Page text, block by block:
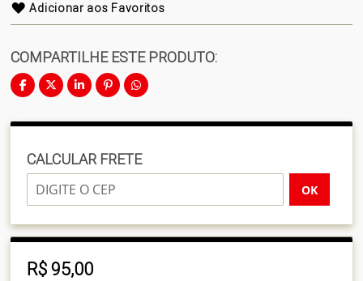
Adicionar aos Favoritos
COMPARTILHE ESTE PRODUTO:
CALCULAR FRETE
OK
R$ 95,00